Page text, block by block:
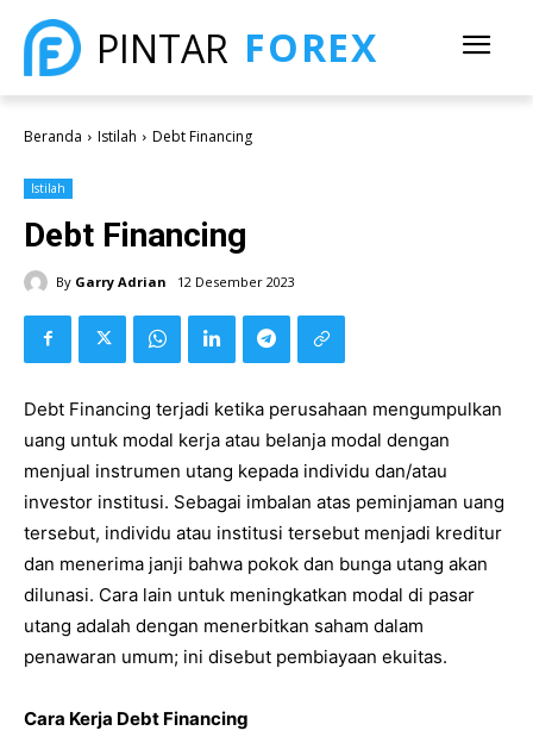
PINTAR FOREX
Beranda Istilah Debt Financing
Istilah
Debt Financing
By Garry Adrian 12 Desember 2023
Debt Financing terjadi ketika perusahaan mengumpulkan
uang untuk modal kerja atau belanja modal dengan
menjual instrumen utang kepada individu dan/atau
investor institusi. Sebagai imbalan atas peminjaman uang
tersebut, individu atau institusi tersebut menjadi kreditur
dan menerima janji bahwa pokok dan bunga utang akan
dilunasi. Cara lain untuk meningkatkan modal di pasar
utang adalah dengan menerbitkan saham dalam
penawaran umum; ini disebut pembiayaan ekuitas.
Cara Kerja Debt Financing